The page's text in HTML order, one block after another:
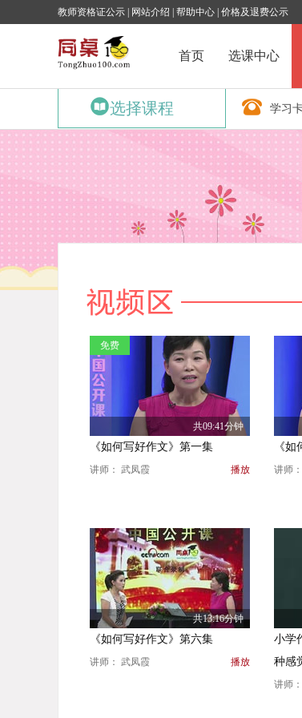
教师资格证公示 网站介绍 帮助中心 价格及退费公示
首页 选课中心
学习
选择课程
免费
共09:41分钟
《如何写好作文》第一集
讲师： 武凤霞 播放
《
讲师
共13:16分钟
《如何写好作文》第六集
讲师： 武凤霞 播放
小学
种感
讲师